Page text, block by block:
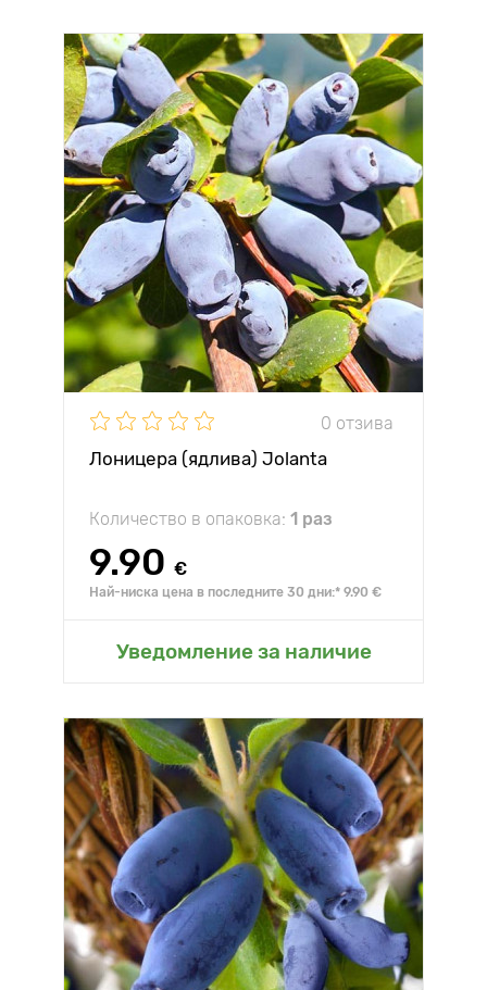
0 отзива
Лоницера (ядлива) Jolanta
Количество в опаковка: 1 раз
9.90 €
Най-ниска цена в последните 30 дни:* 9.90 €
Уведомление за наличие